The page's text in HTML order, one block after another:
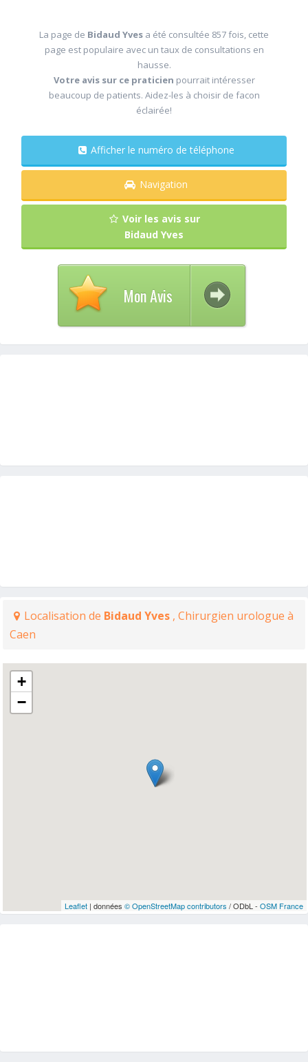
La page de Bidaud Yves a été consultée 857 fois, cette
page est populaire avec un taux de consultations en
hausse.
Votre avis sur ce praticien pourrait intéresser
beaucoup de patients. Aidez-les à choisir de facon
éclairée!
Afficher le numéro de téléphone
Navigation
Voir les avis sur
Bidaud Yves
Mon Avis
Localisation de Bidaud Yves , Chirurgien urologue à
Caen
+
−
Leaflet| données © OpenStreetMap contributors / ODbL - OSM France